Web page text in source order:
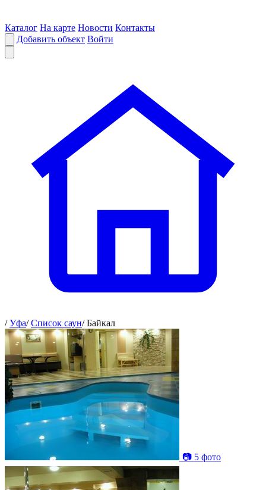
Каталог На карте Новости Контакты
Добавить объект Войти
/ Уфа/ Список саун/ Байкал
📷 5 фото